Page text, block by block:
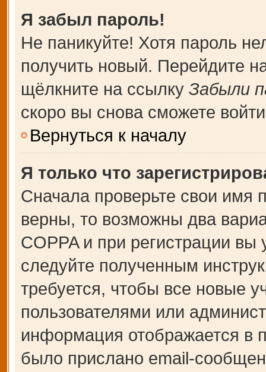
Я забыл пароль!
Не паникуйте! Хотя пароль
получить новый. Перейдите
щёлкните на ссылку Забыли
скоро вы снова сможете
Вернуться к началу
Я только что
Сначала проверьте свои имя
верны, то возможны два
COPPA и при регистрации вы
следуйте полученным
требуется, чтобы все новые
пользователями или
информация отображается в
было прислано email-